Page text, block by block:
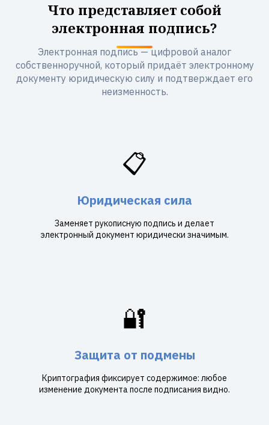
Что представляет собой
электронная подпись?
Электронная подпись — цифровой аналог
собственноручной, который придаёт электронному
документу юридическую силу и подтверждает его
неизменность.
📋
Юридическая сила
Заменяет рукописную подпись и делает
электронный документ юридически значимым.
🔐
Защита от подмены
Криптография фиксирует содержимое: любое
изменение документа после подписания видно.